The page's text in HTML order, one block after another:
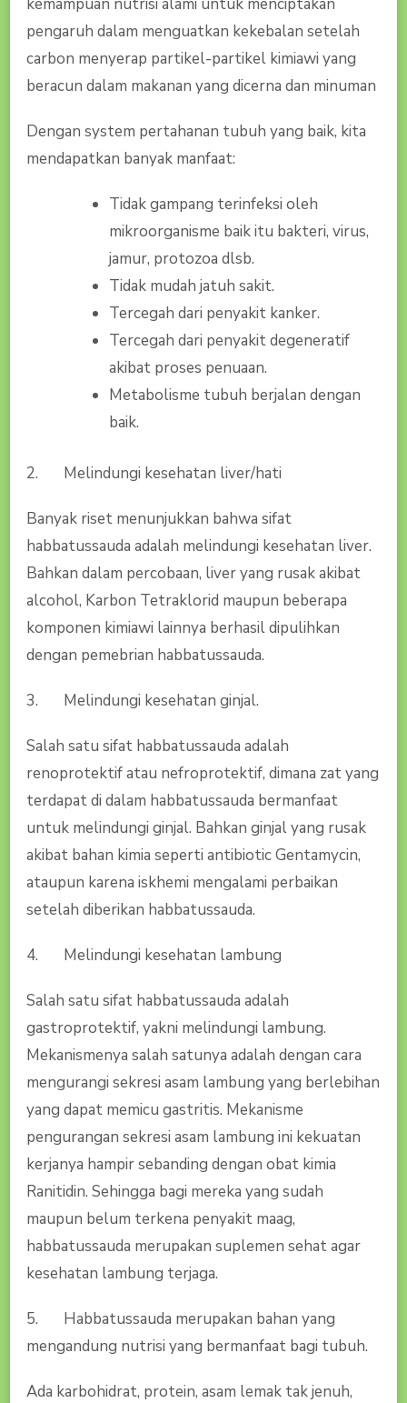
kemampuan nutrisi alami untuk menciptakan
pengaruh dalam menguatkan kekebalan setelah
carbon menyerap partikel-partikel kimiawi yang
beracun dalam makanan yang dicerna dan minuman
Dengan system pertahanan tubuh yang baik, kita
mendapatkan banyak manfaat:
Tidak gampang terinfeksi oleh
mikroorganisme baik itu bakteri, virus,
jamur, protozoa dlsb.
Tidak mudah jatuh sakit.
Tercegah dari penyakit kanker.
Tercegah dari penyakit degeneratif
akibat proses penuaan.
Metabolisme tubuh berjalan dengan
baik.
2. Melindungi kesehatan liver/hati
Banyak riset menunjukkan bahwa sifat
habbatussauda adalah melindungi kesehatan liver.
Bahkan dalam percobaan, liver yang rusak akibat
alcohol, Karbon Tetraklorid maupun beberapa
komponen kimiawi lainnya berhasil dipulihkan
dengan pemebrian habbatussauda.
3. Melindungi kesehatan ginjal.
Salah satu sifat habbatussauda adalah
renoprotektif atau nefroprotektif, dimana zat yang
terdapat di dalam habbatussauda bermanfaat
untuk melindungi ginjal. Bahkan ginjal yang rusak
akibat bahan kimia seperti antibiotic Gentamycin,
ataupun karena iskhemi mengalami perbaikan
setelah diberikan habbatussauda.
4. Melindungi kesehatan lambung
Salah satu sifat habbatussauda adalah
gastroprotektif, yakni melindungi lambung.
Mekanismenya salah satunya adalah dengan cara
mengurangi sekresi asam lambung yang berlebihan
yang dapat memicu gastritis. Mekanisme
pengurangan sekresi asam lambung ini kekuatan
kerjanya hampir sebanding dengan obat kimia
Ranitidin. Sehingga bagi mereka yang sudah
maupun belum terkena penyakit maag,
habbatussauda merupakan suplemen sehat agar
kesehatan lambung terjaga.
5. Habbatussauda merupakan bahan yang
mengandung nutrisi yang bermanfaat bagi tubuh.
Ada karbohidrat, protein, asam lemak tak jenuh,